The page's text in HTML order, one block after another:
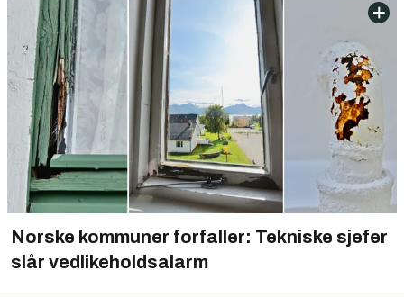
Norske kommuner forfaller: Tekniske sjefer
slår vedlikeholdsalarm